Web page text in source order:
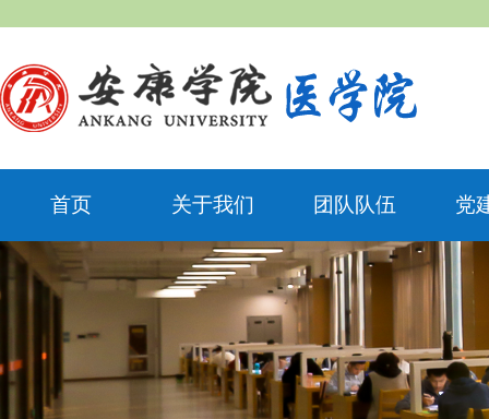
首页 关于我们 团队队伍 党